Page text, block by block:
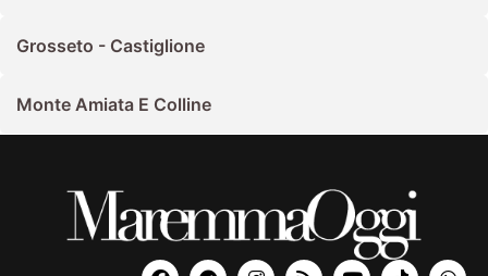
Grosseto - Castiglione
Monte Amiata E Colline